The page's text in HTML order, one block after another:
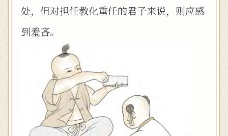
处，但对担任教化重任的君子来说，则应感
到羞吝。